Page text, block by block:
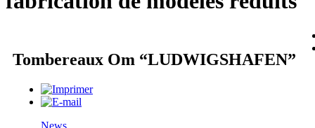
Tombereaux Om “LUDWIGSHAFEN”
News